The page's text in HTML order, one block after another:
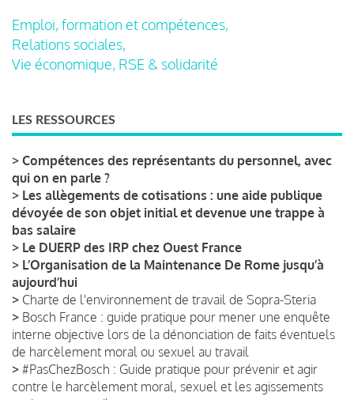
Emploi, formation et compétences,
Relations sociales,
Vie économique, RSE & solidarité
LES RESSOURCES
> Compétences des représentants du personnel, avec
qui on en parle ?
> Les allègements de cotisations : une aide publique
dévoyée de son objet initial et devenue une trappe à
bas salaire
> Le DUERP des IRP chez Ouest France
> L’Organisation de la Maintenance De Rome jusqu’à
aujourd’hui
> Charte de l'environnement de travail de Sopra-Steria
> Bosch France : guide pratique pour mener une enquête
interne objective lors de la dénonciation de faits éventuels
de harcèlement moral ou sexuel au travail
> #PasChezBosch : Guide pratique pour prévenir et agir
contre le harcèlement moral, sexuel et les agissements